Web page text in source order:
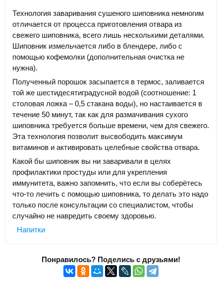
Технология заваривания сушеного шиповника немногим
отличается от процесса приготовления отвара из
свежего шиповника, всего лишь несколькими деталями.
Шиповник измельчается либо в блендере, либо с
помощью кофемолки (дополнительная очистка не
нужна).
Полученный порошок засыпается в термос, заливается
той же шестидесятиградусной водой (соотношение: 1
столовая ложка – 0,5 стакана воды), но настаивается в
течение 50 минут, так как для размачивания сухого
шиповника требуется больше времени, чем для свежего.
Эта технология позволит высвободить максимум
витаминов и активировать целебные свойства отвара.
Какой бы шиповник вы ни заваривали в целях
профилактики простуды или для укрепления
иммунитета, важно запомнить, что если вы соберётесь
что-то лечить с помощью шиповника, то делать это надо
только после консультации со специалистом, чтобы
случайно не навредить своему здоровью.
Напитки
Понравилось? Поделись с друзьями!